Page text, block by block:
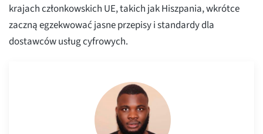
krajach członkowskich UE, takich jak Hiszpania, wkrótce
zaczną egzekwować jasne przepisy i standardy dla
dostawców usług cyfrowych.